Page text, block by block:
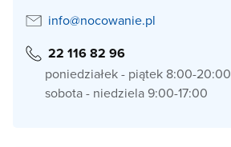
info@nocowanie.pl
22 116 82 96
poniedziałek - piątek 8:00-20:00
sobota - niedziela 9:00-17:00